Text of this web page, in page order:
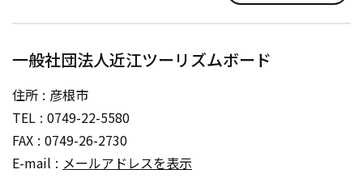
一般社団法人近江ツーリズムボード
住所
彦根市
TEL 0749-22-5580
FAX 0749-26-2730
E-mail
メールアドレスを表示